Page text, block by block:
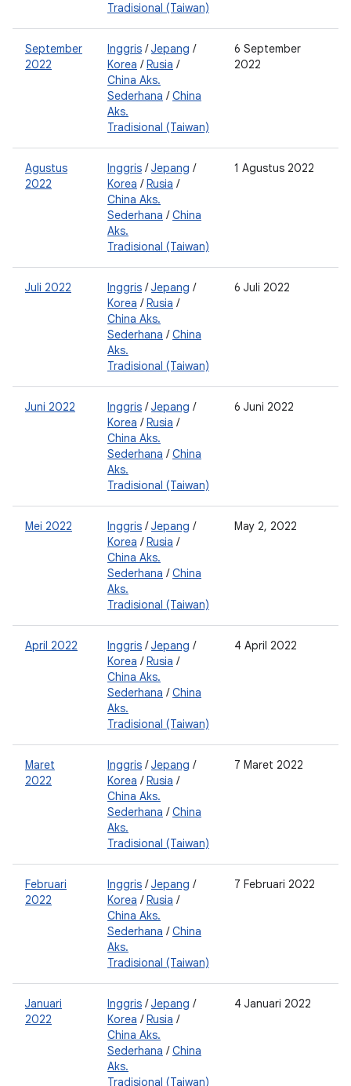
Tradisional (Taiwan)
September
2022
Inggris /Jepang /
Korea /Rusia /
China Aks.
Sederhana /China
Aks.
Tradisional (Taiwan)
6 September
2022
Agustus
2022
Inggris /Jepang /
Korea /Rusia /
China Aks.
Sederhana /China
Aks.
Tradisional (Taiwan)
1 Agustus 2022
Juli 2022 Inggris /Jepang /
Korea /Rusia /
China Aks.
Sederhana /China
Aks.
Tradisional (Taiwan)
6 Juli 2022
Juni 2022 Inggris /Jepang /
Korea /Rusia /
China Aks.
Sederhana /China
Aks.
Tradisional (Taiwan)
6 Juni 2022
Mei 2022 Inggris /Jepang /
Korea /Rusia /
China Aks.
Sederhana /China
Aks.
Tradisional (Taiwan)
May 2, 2022
April 2022 Inggris /Jepang /
Korea /Rusia /
China Aks.
Sederhana /China
Aks.
Tradisional (Taiwan)
4 April 2022
Maret
2022
Inggris /Jepang /
Korea /Rusia /
China Aks.
Sederhana /China
Aks.
Tradisional (Taiwan)
7 Maret 2022
Februari
2022
Inggris /Jepang /
Korea /Rusia /
China Aks.
Sederhana /China
Aks.
Tradisional (Taiwan)
7 Februari 2022
Januari
2022
Inggris /Jepang /
Korea /Rusia /
China Aks.
Sederhana /China
Aks.
Tradisional (Taiwan)
4 Januari 2022